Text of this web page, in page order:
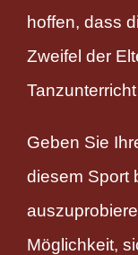
hoffen, dass
Zweifel der
Geben Sie
diesem Sport
Möglichkeit,